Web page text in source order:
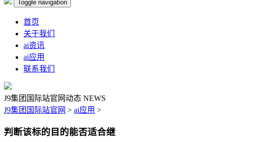
Toggle navigation
首页
关于我们
ai资讯
ai应用
联系我们
J9集团国际站官网动态 NEWS
J9集团国际站官网 > ai应用 >
判断该标的目的能否适合继